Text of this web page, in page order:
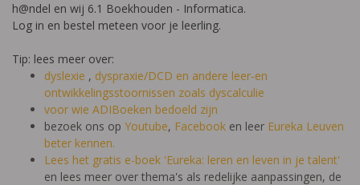
h@ndel en wij 6.1 Boekhouden - Informatica.
Log in en bestel meteen voor je leerling.
Tip: lees meer over:
dyslexie , dyspraxie/DCD en andere leer-en
ontwikkelingsstoornissen zoals dyscalculie
voor wie ADIBoeken bedoeld zijn
bezoek ons op Youtube, Facebook en leer Eureka Leuven
beter kennen.
Lees het gratis e-boek 'Eureka: leren en leven in je talent'
en lees meer over thema's als redelijke aanpassingen, de